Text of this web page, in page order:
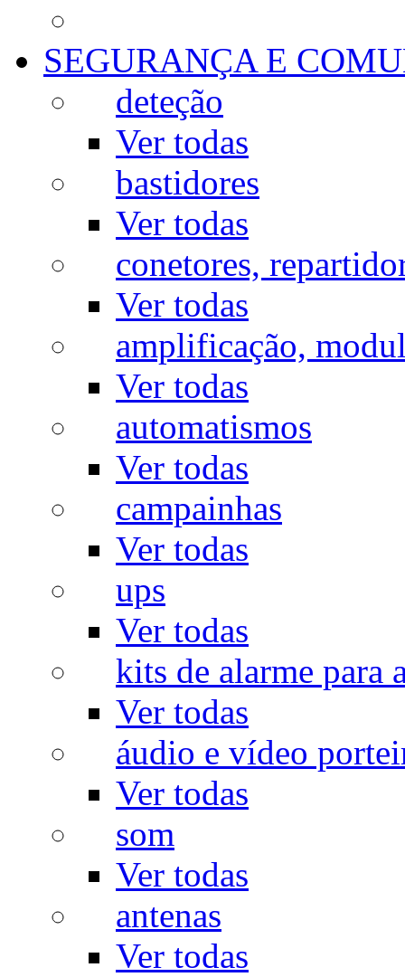
SEGURANÇA E
deteção
Ver todas
bastidores
Ver todas
conetores,
Ver todas
amplificação,
Ver todas
automatismos
Ver todas
campainhas
Ver todas
ups
Ver todas
kits de alarme para
Ver todas
áudio e vídeo
Ver todas
som
Ver todas
antenas
Ver todas